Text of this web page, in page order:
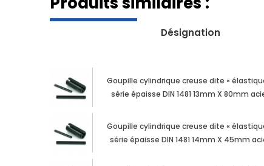
Désignation
Goupille cylindrique creuse dite «
série épaisse DIN 1481 13mm X 80mm
Goupille cylindrique creuse dite «
série épaisse DIN 1481 14mm X 45mm